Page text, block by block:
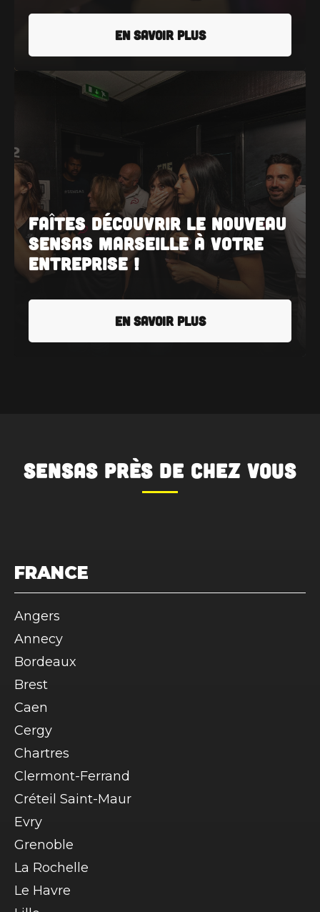
EN SAVOIR PLUS
Faîtes découvrir le nouveau
SENSAS Marseille à votre
entreprise !
EN SAVOIR PLUS
SENSAS près de chez vous
FRANCE
Angers
Annecy
Bordeaux
Brest
Caen
Cergy
Chartres
Clermont-Ferrand
Créteil Saint-Maur
Evry
Grenoble
La Rochelle
Le Havre